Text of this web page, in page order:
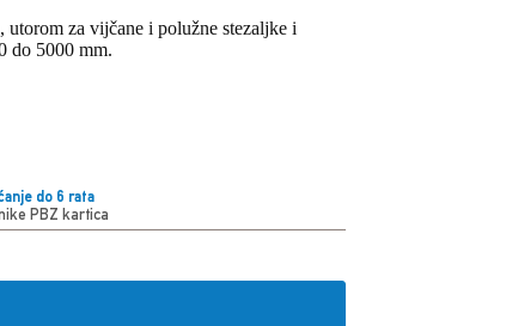
za vijčane i polužne stezaljke i
do 5000 mm.
do 6 rata
PBZ kartica